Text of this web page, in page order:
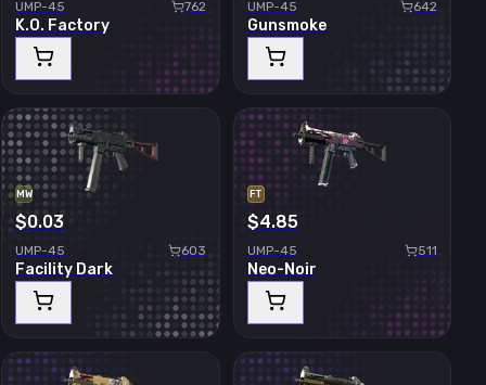
UMP-45 762
K.O. Factory
UMP-45 642
Gunsmoke
MW
$0.03
UMP-45 603
Facility Dark
FT
$4.85
UMP-45 511
Neo-Noir